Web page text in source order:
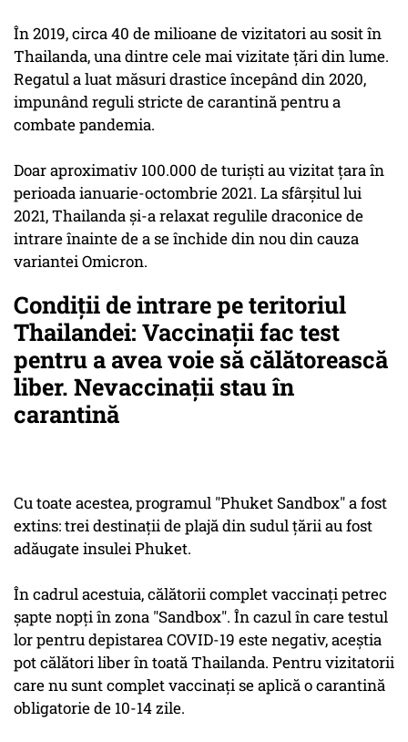
În 2019, circa 40 de milioane de vizitatori au sosit în
Thailanda, una dintre cele mai vizitate ţări din lume.
Regatul a luat măsuri drastice începând din 2020,
impunând reguli stricte de carantină pentru a
combate pandemia.
Doar aproximativ 100.000 de turişti au vizitat ţara în
perioada ianuarie-octombrie 2021. La sfârşitul lui
2021, Thailanda şi-a relaxat regulile draconice de
intrare înainte de a se închide din nou din cauza
variantei Omicron.
Condiții de intrare pe teritoriul
Thailandei: Vaccinații fac test
pentru a avea voie să călătorească
liber. Nevaccinații stau în
carantină
Cu toate acestea, programul "Phuket Sandbox" a fost
extins: trei destinaţii de plajă din sudul ţării au fost
adăugate insulei Phuket.
În cadrul acestuia, călătorii complet vaccinaţi petrec
şapte nopţi în zona "Sandbox". În cazul în care testul
lor pentru depistarea COVID-19 este negativ, aceştia
pot călători liber în toată Thailanda. Pentru vizitatorii
care nu sunt complet vaccinaţi se aplică o carantină
obligatorie de 10-14 zile.